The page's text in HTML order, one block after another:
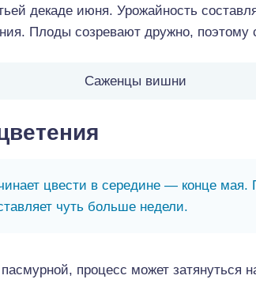
декаде июня. Урожайность
Плоды созревают дружно, поэтому
Саженцы вишни
цвести в середине — конце мая.
чуть больше недели.
процесс может затянуться